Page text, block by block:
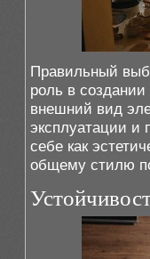
Правильный
роль в создании
внешний вид
эксплуатации и
себе как
общему стилю